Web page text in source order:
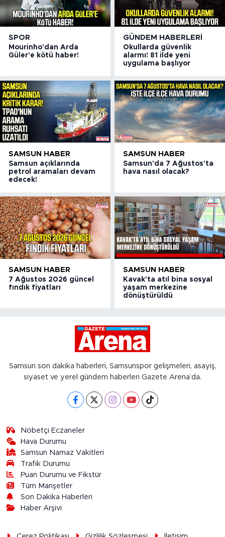
SPOR
Mourinho'dan Arda
Güler'e kötü haber!
GÜNDEM HABERLERI
Okullarda güvenlik
alarmı! 81 ilde yeni
uygulama başlıyor
SAMSUN HABER
Samsun açıklarında
petrol aramaları devam
edecek!
SAMSUN HABER
Samsun'da 7 Ağustos'ta
hava nasıl olacak?
SAMSUN HABER
7 Ağustos 2026 güncel
fındık fiyatları
SAMSUN HABER
Kavak'ta atıl bina sosyal
yaşam merkezine
dönüştürüldü
Samsun son dakika haberleri, Samsunspor gelişmeleri, asayiş,
siyaset ve yerel gündem haberleri Gazete Arena’da.
Nöbetçi Eczaneler
Hava Durumu
Samsun Namaz Vakitleri
Trafik Durumu
Puan Durumu ve Fikstür
Tüm Manşetler
Son Dakika Haberleri
Haber Arşivi